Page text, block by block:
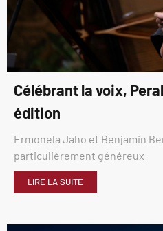
Célébrant la voix,
édition
Ermonela Jaho et Benjamin
particulièrement généreux
LIRE LA SUITE